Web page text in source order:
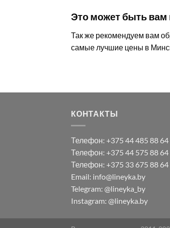
Это может быть вам
Так же рекомендуем вам
самые лучшие цены в
КОНТАКТЫ
Телефон: +375 44 485 88 64
Телефон: +375 44 575 88 64
Телефон: +375 33 675 88 64
Email: info@lineyka.by
Telegram: @lineyka_by
Instagram: @lineyka.by